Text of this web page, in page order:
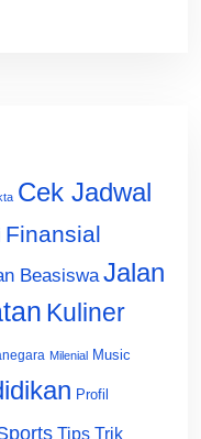
Cek Jadwal
Finansial
Beasiswa Jalan
Kuliner
Milenial Music
Profil
Tips Trik